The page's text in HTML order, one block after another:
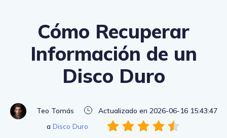
Cómo Recuperar
Información de un
Disco Duro
Teo Tomás
Actualizado en 2026-06-16 15:43:47
a Disco Duro